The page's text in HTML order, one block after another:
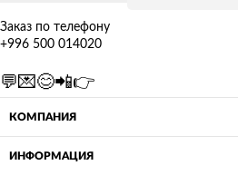
Заказ по телефону
+996 500 014020
💬💌😊📲👉
КОМПАНИЯ
ИНФОРМАЦИЯ